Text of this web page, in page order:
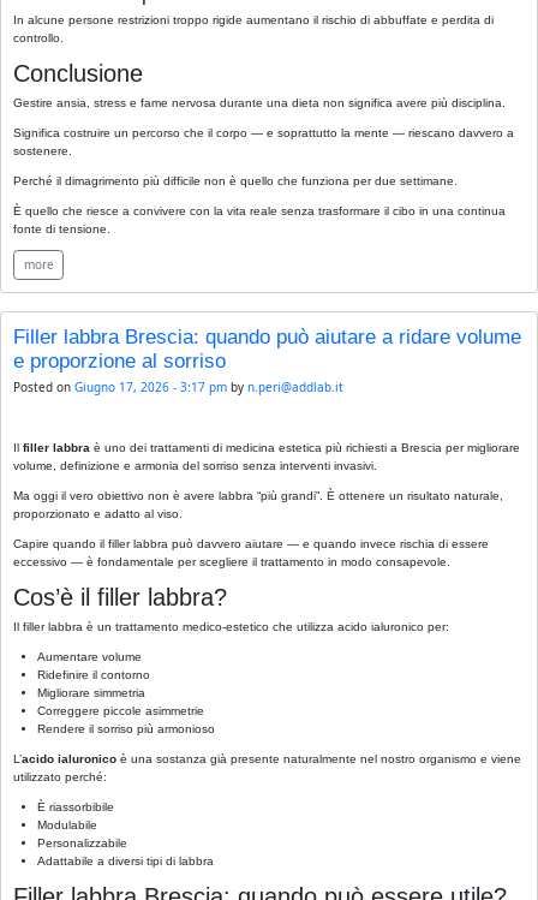
In alcune persone restrizioni troppo rigide aumentano il rischio di abbuffate e perdita di
controllo.
Conclusione
Gestire ansia, stress e fame nervosa durante una dieta non significa avere più disciplina.
Significa costruire un percorso che il corpo — e soprattutto la mente — riescano davvero a
sostenere.
Perché il dimagrimento più difficile non è quello che funziona per due settimane.
È quello che riesce a convivere con la vita reale senza trasformare il cibo in una continua
fonte di tensione.
more
Filler labbra Brescia: quando può aiutare a ridare volume
e proporzione al sorriso
Posted on Giugno 17, 2026 - 3:17 pm by n.peri@addlab.it
Il filler labbra è uno dei trattamenti di medicina estetica più richiesti a Brescia per migliorare
volume, definizione e armonia del sorriso senza interventi invasivi.
Ma oggi il vero obiettivo non è avere labbra “più grandi”. È ottenere un risultato naturale,
proporzionato e adatto al viso.
Capire quando il filler labbra può davvero aiutare — e quando invece rischia di essere
eccessivo — è fondamentale per scegliere il trattamento in modo consapevole.
Cos’è il filler labbra?
Il filler labbra è un trattamento medico-estetico che utilizza acido ialuronico per:
Aumentare volume
Ridefinire il contorno
Migliorare simmetria
Correggere piccole asimmetrie
Rendere il sorriso più armonioso
L’acido ialuronico è una sostanza già presente naturalmente nel nostro organismo e viene
utilizzato perché:
È riassorbibile
Modulabile
Personalizzabile
Adattabile a diversi tipi di labbra